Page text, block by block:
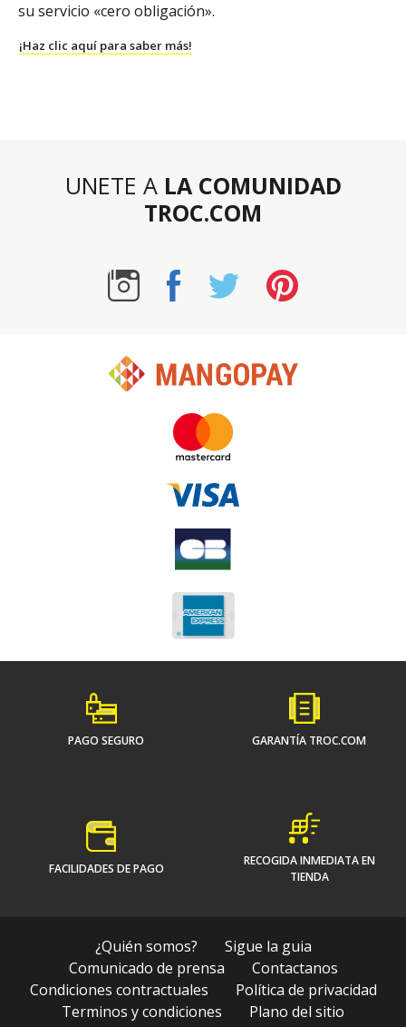
su servicio «cero obligación».
¡Haz clic aquí para saber más!
UNETE A LA COMUNIDAD
TROC.COM
PAGO SEGURO GARANTÍA TROC.COM
FACILIDADES DE PAGO
RECOGIDA INMEDIATA EN
TIENDA
¿Quién somos?
Sigue la guia
Comunicado de prensa
Contactanos
Condiciones contractuales
Política de privacidad
Terminos y condiciones
Plano del sitio